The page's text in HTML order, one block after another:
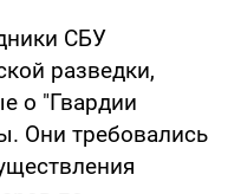
СБУ
разведки,
о "Гвардии
Они требовались